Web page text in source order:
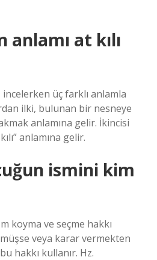
at kılı
incelerken üç farklı anlamla
ilki, bulunan bir nesneye
anlamına gelir. İkincisi
anlamına gelir.
ismini kim
koyma ve seçme hakkı
veya karar vermekten
hakkı kullanır. Hz.